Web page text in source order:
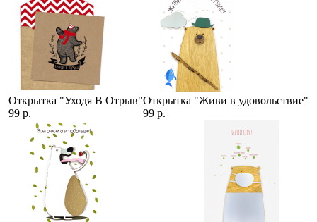
Открытка "Уходя В Отрыв"
99 р.
Открытка "Живи в удовольствие"
99 р.